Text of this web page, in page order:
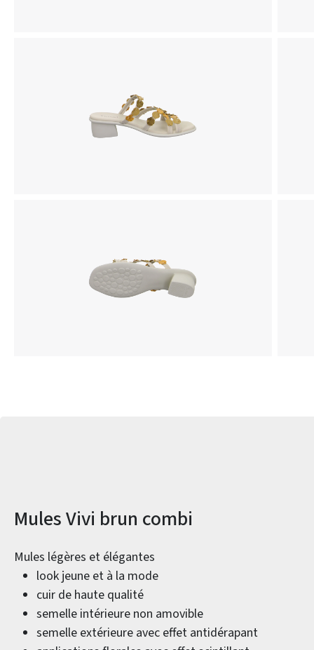
Informations sur le produit
Mules Vivi brun combi
Mules légères et élégantes
look jeune et à la mode
cuir de haute qualité
semelle intérieure non amovible
semelle extérieure avec effet antidérapant